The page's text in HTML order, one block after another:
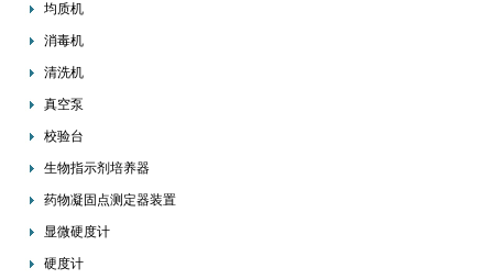
均质机
消毒机
清洗机
真空泵
校验台
生物指示剂培养器
药物凝固点测定器装置
显微硬度计
硬度计